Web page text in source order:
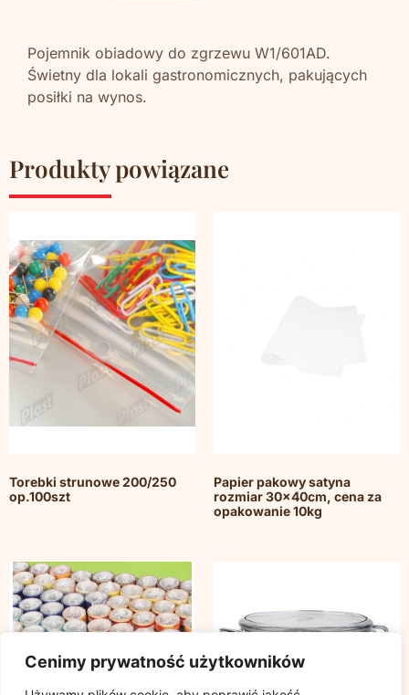
Cenimy prywatność użytkowników
Pojemnik obiadowy do zgrzewu W1/601AD.
Świetny dla lokali gastronomicznych, pakujących
posiłki na wynos.
Produkty powiązane
Torebki strunowe 200/250
op.100szt
Papier pakowy satyna
rozmiar 30x40cm, cena za
opakowanie 10kg